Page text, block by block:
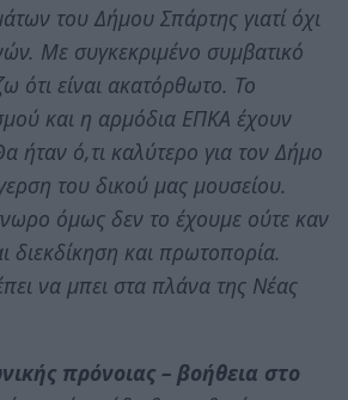
του Δήμου Σπάρτης γιατί όχι
Με συγκεκριμένο συμβατικό
ότι είναι ακατόρθωτο. Το
και η αρμόδια ΕΠΚΑ έχουν
ήταν ό,τι καλύτερο για τον Δήμο
του δικού μας μουσείου.
όμως δεν το έχουμε ούτε καν
διεκδίκηση και πρωτοπορία.
να μπει στα πλάνα της Νέας
πρόνοιας – βοήθεια στο